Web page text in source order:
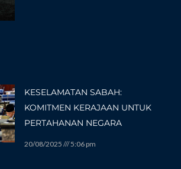
KESELAMATAN SABAH:
KOMITMEN KERAJAAN UNTUK
PERTAHANAN NEGARA
20/08/2025 5:06 pm